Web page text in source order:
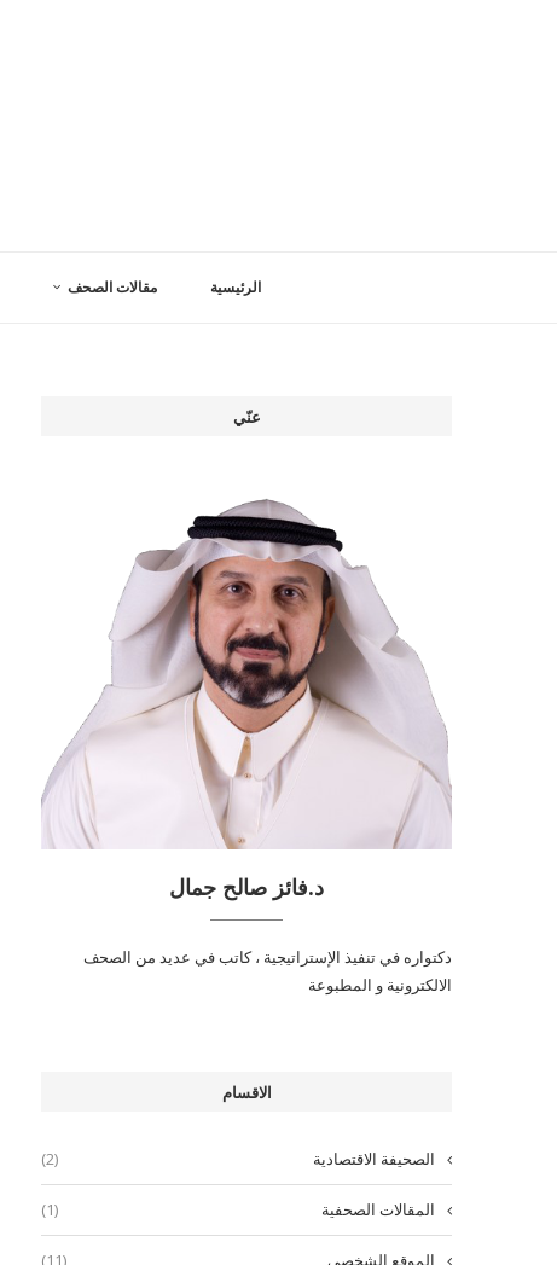
الرئيسية مقالات الصحف
عنّي
د.فائز صالح جمال
دكتواره في تنفيذ الإستراتيجية ، كاتب في عديد من الصحف
الالكترونية و المطبوعة
الاقسام
الصحيفة الاقتصادية (2)
المقالات الصحفية (1)
الموقع الشخصي (11)